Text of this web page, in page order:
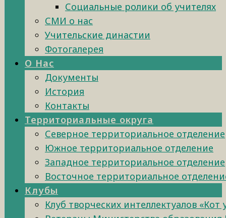
Социальные ролики об учителях
СМИ о нас
Учительские династии
Фотогалерея
О Нас
Документы
История
Контакты
Территориальные округа
Северное территориальное отделение
Южное территориальное отделение
Западное территориальное отделение
Восточное территориальное
Клубы
Клуб творческих интеллектуалов «Кот